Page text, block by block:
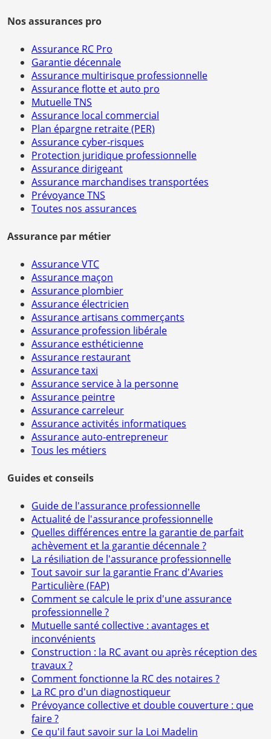
Nos assurances pro
Assurance RC Pro
Garantie décennale
Assurance multirisque professionnelle
Assurance flotte et auto pro
Mutuelle TNS
Assurance local commercial
Plan épargne retraite (PER)
Assurance cyber-risques
Protection juridique professionnelle
Assurance dirigeant
Assurance marchandises transportées
Prévoyance TNS
Toutes nos assurances
Assurance par métier
Assurance VTC
Assurance maçon
Assurance plombier
Assurance électricien
Assurance artisans commerçants
Assurance profession libérale
Assurance esthéticienne
Assurance restaurant
Assurance taxi
Assurance service à la personne
Assurance peintre
Assurance carreleur
Assurance activités informatiques
Assurance auto-entrepreneur
Tous les métiers
Guides et conseils
Guide de l'assurance professionnelle
Actualité de l'assurance professionnelle
Quelles différences entre la garantie de parfait
achèvement et la garantie décennale ?
La résiliation de l'assurance professionnelle
Tout savoir sur la garantie Franc d'Avaries
Particulière (FAP)
Comment se calcule le prix d'une assurance
professionnelle ?
Mutuelle santé collective : avantages et
inconvénients
Construction : la RC avant ou après réception des
travaux ?
Comment fonctionne la RC des notaires ?
La RC pro d'un diagnostiqueur
Prévoyance collective et double couverture : que
faire ?
Ce qu'il faut savoir sur la Loi Madelin